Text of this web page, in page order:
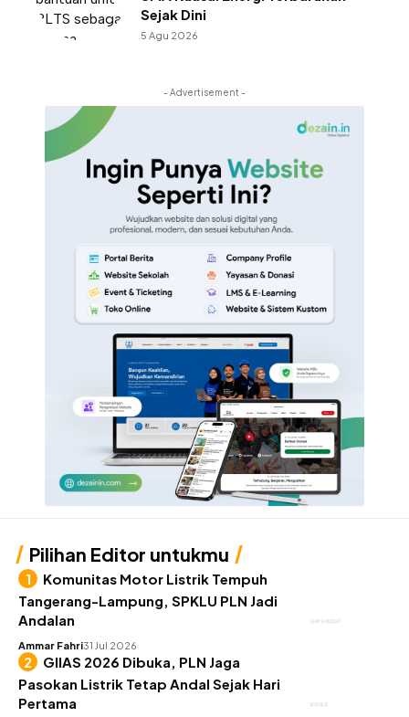
Sejak Dini
5 Agu 2026
- Advertisement -
Pilihan Editor untukmu
GAYA HIDUP
Komunitas Motor Listrik Tempuh
Tangerang-Lampung, SPKLU PLN Jadi
Andalan
Ammar Fahri31 Jul 2026
BISNIS
GIIAS 2026 Dibuka, PLN Jaga
Pasokan Listrik Tetap Andal Sejak Hari
Pertama